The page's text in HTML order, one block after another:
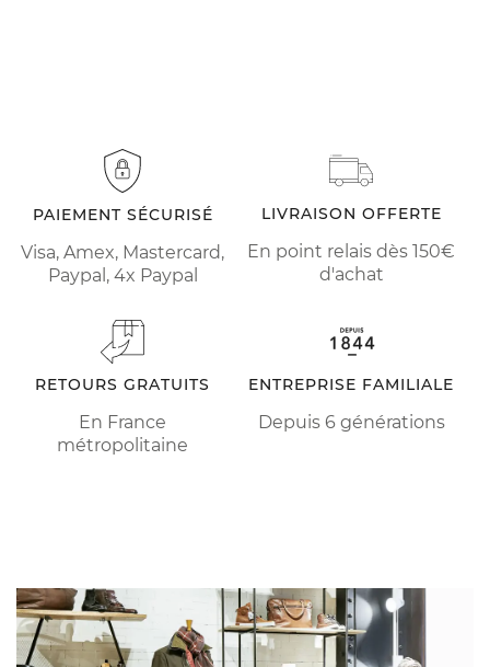
PAIEMENT SÉCURISÉ
Visa, Amex, Mastercard,
Paypal, 4x Paypal
LIVRAISON OFFERTE
En point relais dès 150€
d'achat
RETOURS GRATUITS
En France
métropolitaine
ENTREPRISE FAMILIALE
Depuis 6 générations